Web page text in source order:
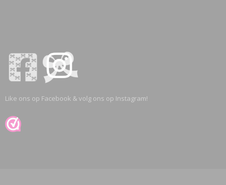
Like ons op Facebook & volg ons op Instagram!